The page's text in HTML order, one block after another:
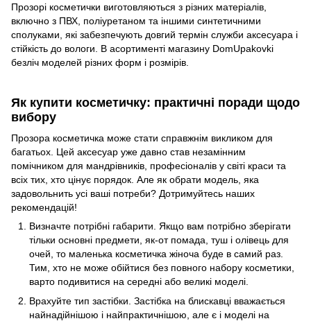
Прозорі косметички виготовляються з різних матеріалів,
включно з ПВХ, поліуретаном та іншими синтетичними
сполуками, які забезпечують довгий термін служби аксесуара і
стійкість до вологи. В асортименті магазину DomUpakovki
безліч моделей різних форм і розмірів.
Як купити косметичку: практичні поради щодо
вибору
Прозора косметичка може стати справжнім викликом для
багатьох. Цей аксесуар уже давно став незамінним
помічником для мандрівників, професіоналів у світі краси та
всіх тих, хто цінує порядок. Але як обрати модель, яка
задовольнить усі ваші потреби? Дотримуйтесь наших
рекомендацій!
Визначте потрібні габарити. Якщо вам потрібно зберігати
тільки основні предмети, як-от помада, туш і олівець для
очей, то маленька косметичка жіноча буде в самий раз.
Тим, хто не може обійтися без повного набору косметики,
варто подивитися на середні або великі моделі.
Врахуйте тип застібки. Застібка на блискавці вважається
найнадійнішою і найпрактичнішою, але є і моделі на